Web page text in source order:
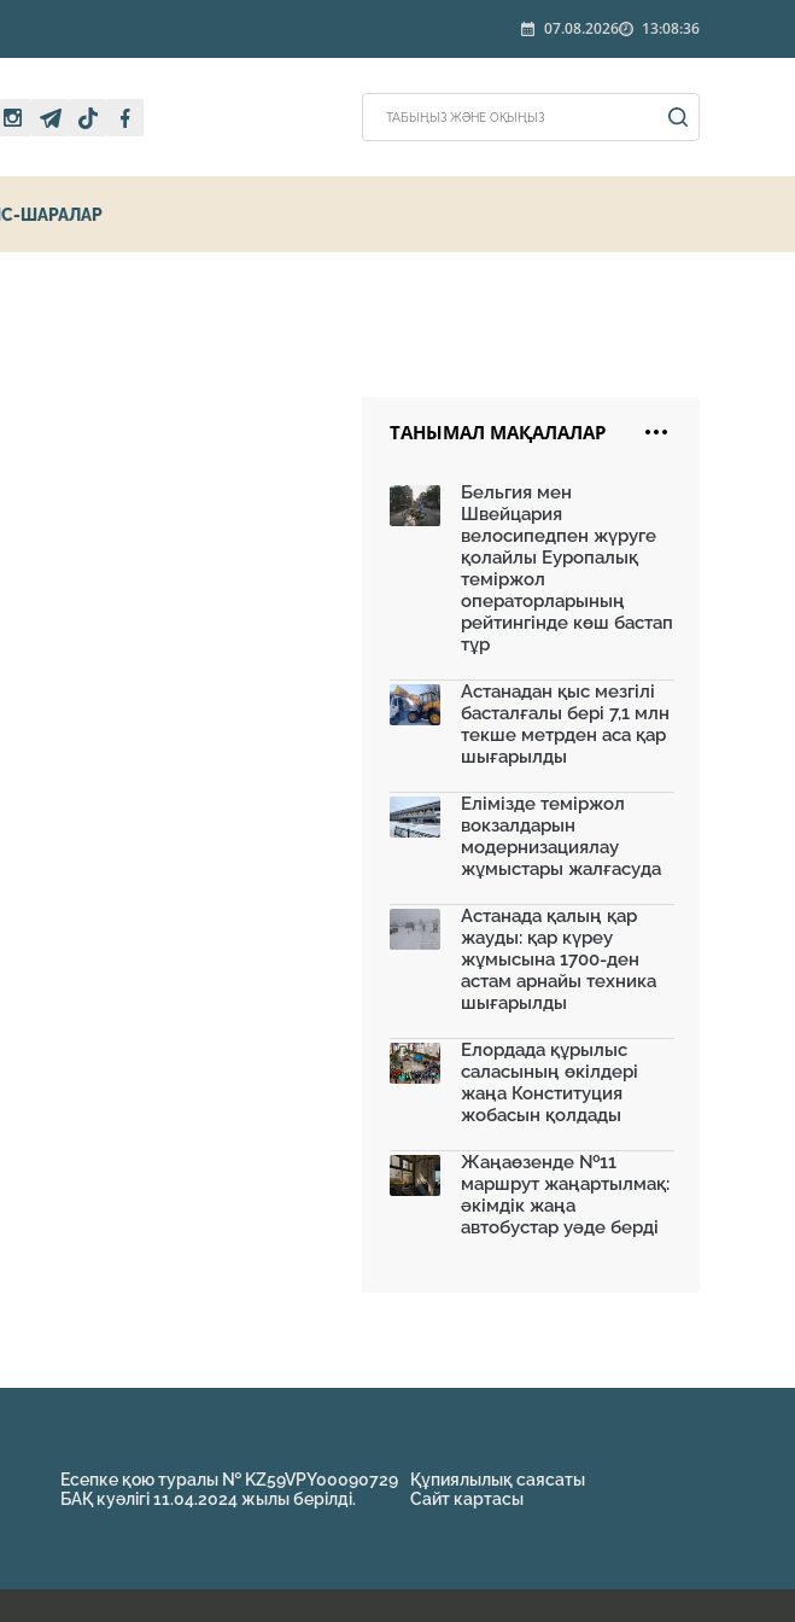
07.08.2026 13:08:36
ІС-ШАРАЛАР
ТАНЫМАЛ МАҚАЛАЛАР
Бельгия мен
Швейцария
велосипедпен жүруге
қолайлы Еуропалық
теміржол
операторларының
рейтингінде көш бастап
тұр
Астанадан қыс мезгілі
басталғалы бері 7,1 млн
текше метрден аса қар
шығарылды
Елімізде теміржол
вокзалдарын
модернизациялау
жұмыстары жалғасуда
Астанада қалың қар
жауды: қар күреу
жұмысына 1700-ден
астам арнайы техника
шығарылды
Елордада құрылыс
саласының өкілдері
жаңа Конституция
жобасын қолдады
Жаңаөзенде №11
маршрут жаңартылмақ:
әкімдік жаңа
автобустар уәде берді
Есепке қою туралы № KZ59VPY00090729
БАҚ куәлігі 11.04.2024 жылы берілді.
Құпиялылық саясаты
Сайт картасы